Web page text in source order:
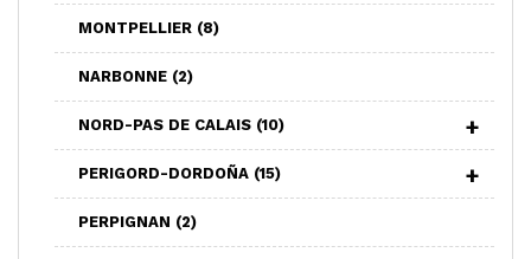
MONTPELLIER (8)
NARBONNE (2)
NORD-PAS DE CALAIS (10)
PERIGORD-DORDOÑA (15)
PERPIGNAN (2)